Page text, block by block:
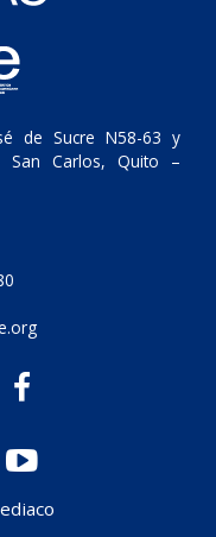
de Sucre N58-63 y
San Carlos, Quito –